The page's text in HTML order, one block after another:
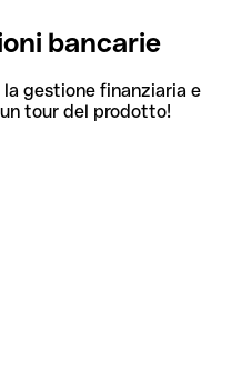
bancarie
gestione finanziaria e
tour del prodotto!